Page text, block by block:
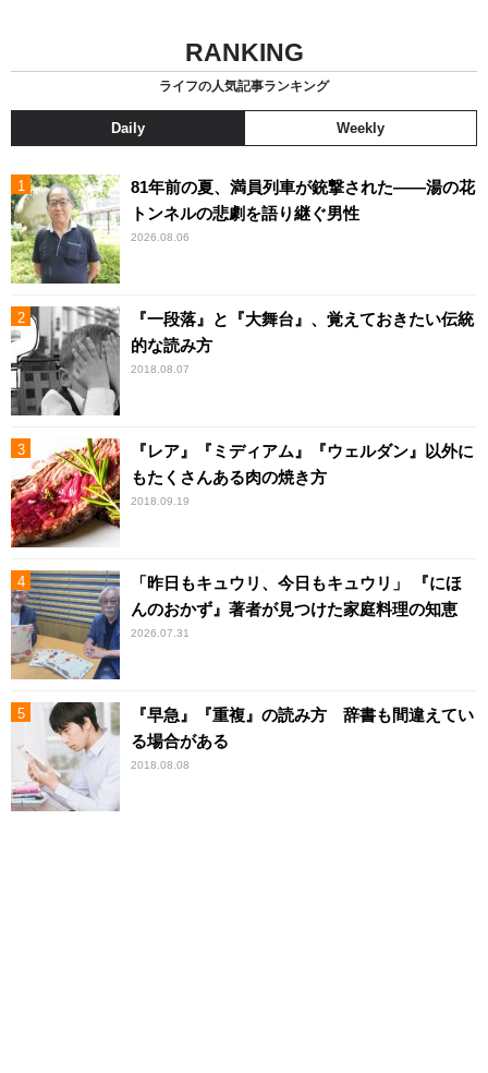
RANKING
ライフの人気記事ランキング
Daily Weekly
81年前の夏、満員列車が銃撃された――湯の花
トンネルの悲劇を語り継ぐ男性
2026.08.06
『一段落』と『大舞台』、覚えておきたい伝統
的な読み方
2018.08.07
『レア』『ミディアム』『ウェルダン』以外に
もたくさんある肉の焼き方
2018.09.19
「昨日もキュウリ、今日もキュウリ」 『にほ
んのおかず』著者が見つけた家庭料理の知恵
2026.07.31
『早急』『重複』の読み方 辞書も間違えてい
る場合がある
2018.08.08